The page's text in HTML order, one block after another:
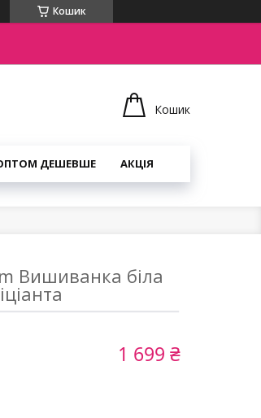
Кошик
Кошик
ДЕШЕВШЕ АКЦІЯ
Вишиванка біла
1 699 ₴